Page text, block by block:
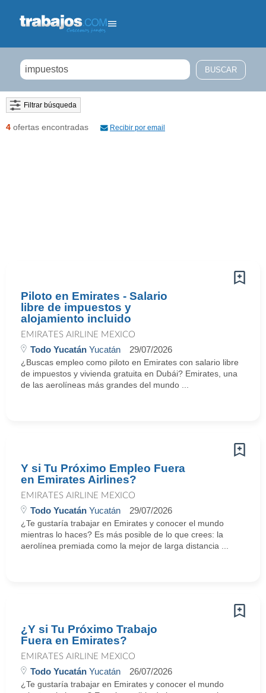
Filtrar búsqueda
4 ofertas encontradas Recibir por email
Piloto en Emirates - Salario
libre de impuestos y
alojamiento incluido
EMIRATES AIRLINE MEXICO
Todo Yucatán Yucatán 29/07/2026
¿Buscas empleo como piloto en Emirates con salario libre
de impuestos y vivienda gratuita en Dubái? Emirates, una
de las aerolíneas más grandes del mundo ...
Y si Tu Próximo Empleo Fuera
en Emirates Airlines?
EMIRATES AIRLINE MEXICO
Todo Yucatán Yucatán 29/07/2026
¿Te gustaría trabajar en Emirates y conocer el mundo
mientras lo haces? Es más posible de lo que crees: la
aerolínea premiada como la mejor de larga distancia ...
¿Y si Tu Próximo Trabajo
Fuera en Emirates?
EMIRATES AIRLINE MEXICO
Todo Yucatán Yucatán 26/07/2026
¿Te gustaría trabajar en Emirates y conocer el mundo